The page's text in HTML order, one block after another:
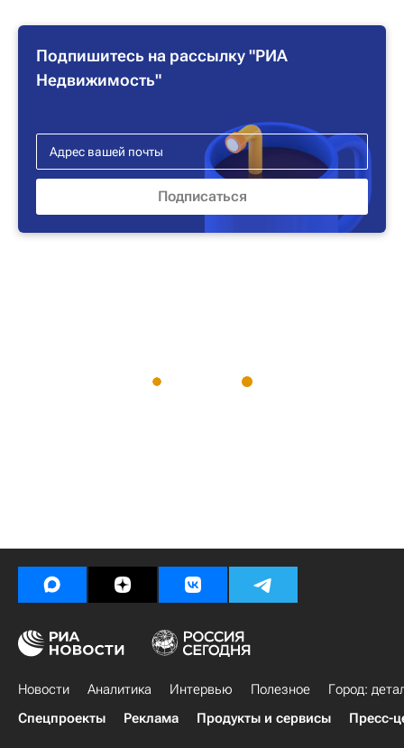
Подпишитесь на рассылку "РИА
Недвижимость"
Новости Аналитика Интервью Полезное
Город:
Спецпроекты
Реклама Продукты и сервисы Пресс-